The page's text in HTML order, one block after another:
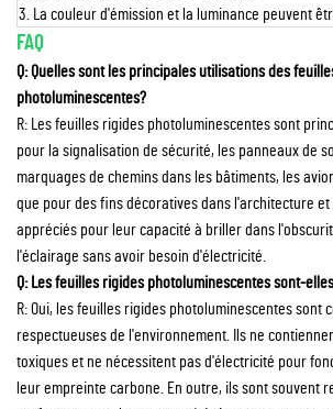
3. La couleur d'émission et la luminance peuvent
FAQ
Q: Quelles sont les principales utilisations des
photoluminescentes?
R: Les feuilles rigides photoluminescentes sont
pour la signalisation de sécurité, les panneaux de
marquages de chemins dans les bâtiments, les
que pour des fins décoratives dans l'architecture
appréciés pour leur capacité à briller dans
l'éclairage sans avoir besoin d'électricité.
Q: Les feuilles rigides photoluminescentes sont-
R: Oui, les feuilles rigides photoluminescentes sont
respectueuses de l'environnement. Ils ne
toxiques et ne nécessitent pas d'électricité pour
leur empreinte carbone. En outre, ils sont souvent